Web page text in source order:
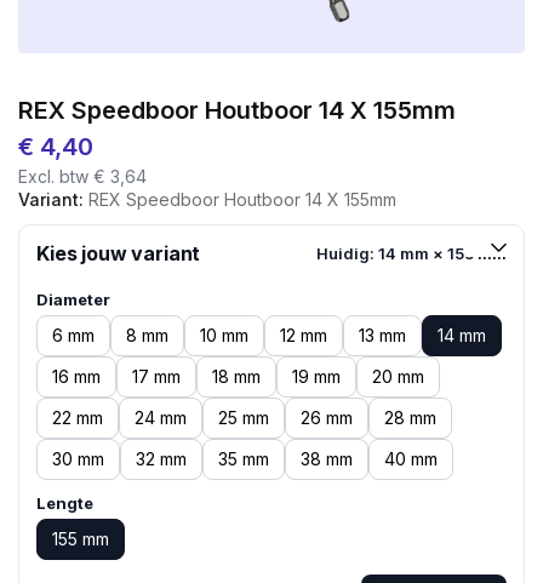
REX Speedboor Houtboor 14 X 155mm
€ 4,40
Excl. btw € 3,64
Variant: REX Speedboor Houtboor 14 X 155mm
Kies jouw variant Huidig: 14 mm × 155 mm
Diameter
6 mm 8 mm 10 mm 12 mm 13 mm
14 mm
16 mm
17 mm 18 mm 19 mm
20 mm
22 mm
24 mm 25 mm 26 mm
28 mm
30 mm
32 mm 35 mm 38 mm 40 mm
Lengte
155 mm